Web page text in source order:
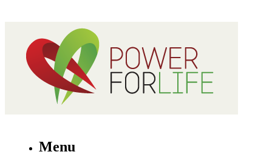
Menu